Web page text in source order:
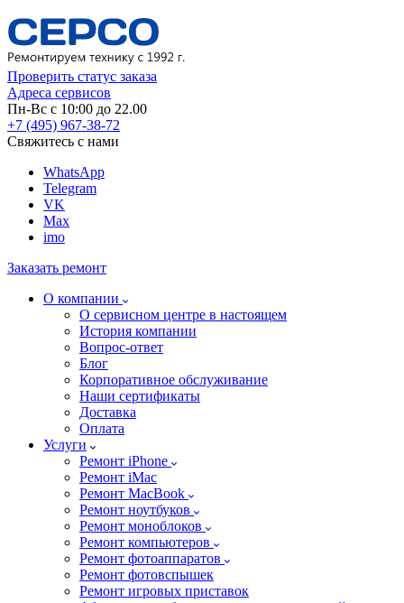
Проверить статус заказа
Адреса сервисов
Пн-Вс с 10:00 до 22.00
+7 (495) 967-38-72
Свяжитесь с нами
WhatsApp
Telegram
VK
Max
imo
Заказать ремонт
О компании
О сервисном центре в настоящем
История компании
Вопрос-ответ
Блог
Корпоративное обслуживание
Наши сертификаты
Доставка
Оплата
Услуги
Ремонт iPhone
Ремонт iMac
Ремонт MacBook
Ремонт ноутбуков
Ремонт моноблоков
Ремонт компьютеров
Ремонт фотоаппаратов
Ремонт фотовспышек
Ремонт игровых приставок